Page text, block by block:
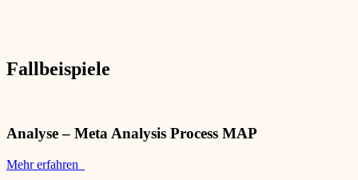
Fallbeispiele
Analyse – Meta Analysis Process MAP
Mehr erfahren